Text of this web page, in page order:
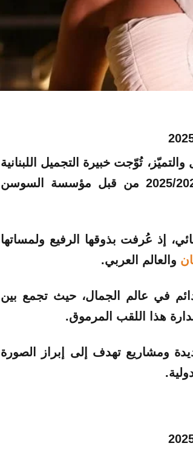
تُوّجت خبيرة التجميل اللبنانية
نادية درويش بلقب ملكة جمال آسيا لبنان لعامي 2025/2026 من قبل مؤسسة السوسن
إذ عُرفت بذوقها الرفيع ولمساتها
والعالم العربي.
في عالم الجمال، حيث تجمع بين
هذا اللقب المرموق.
ومشاريع تهدف إلى إبراز الصورة